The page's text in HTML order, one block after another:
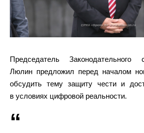
Председатель Законодательного
Люлин предложил перед началом
обсудить тему защиту чести и
в условиях цифровой реальности.